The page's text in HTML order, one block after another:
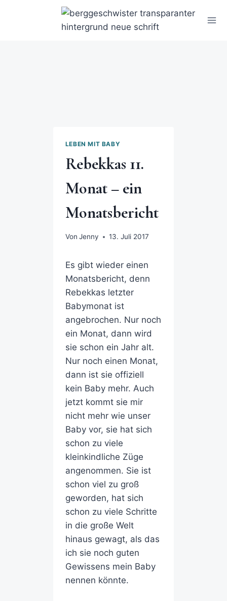
LEBEN MIT BABY
Rebekkas 11.
Monat – ein
Monatsbericht
Von Jenny 13. Juli 2017
Es gibt wieder einen
Monatsbericht, denn
Rebekkas letzter
Babymonat ist
angebrochen. Nur noch
ein Monat, dann wird
sie schon ein Jahr alt.
Nur noch einen Monat,
dann ist sie offiziell
kein Baby mehr. Auch
jetzt kommt sie mir
nicht mehr wie unser
Baby vor, sie hat sich
schon zu viele
kleinkindliche Züge
angenommen. Sie ist
schon viel zu groß
geworden, hat sich
schon zu viele Schritte
in die große Welt
hinaus gewagt, als das
ich sie noch guten
Gewissens mein Baby
nennen könnte.